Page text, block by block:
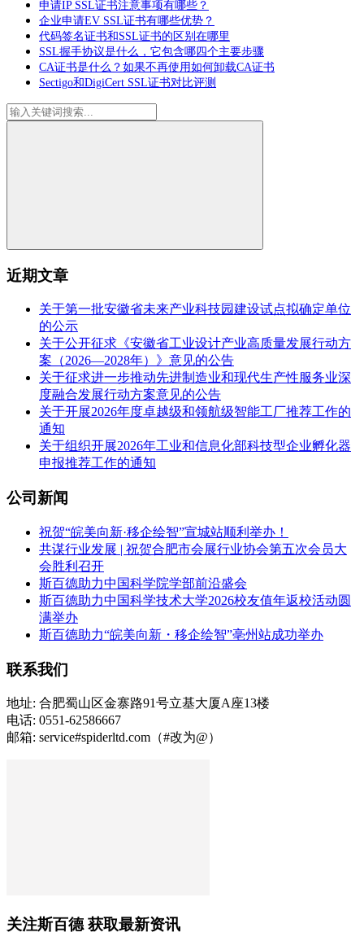
申请IP SSL证书注意事项有哪些？
企业申请EV SSL证书有哪些优势？
代码签名证书和SSL证书的区别在哪里
SSL握手协议是什么，它包含哪四个主要步骤
CA证书是什么？如果不再使用如何卸载CA证书
Sectigo和DigiCert SSL证书对比评测
近期文章
关于第一批安徽省未来产业科技园建设试点拟确定单位
的公示
关于公开征求《安徽省工业设计产业高质量发展行动方
案（2026—2028年）》意见的公告
关于征求进一步推动先进制造业和现代生产性服务业深
度融合发展行动方案意见的公告
关于开展2026年度卓越级和领航级智能工厂推荐工作的
通知
关于组织开展2026年工业和信息化部科技型企业孵化器
申报推荐工作的通知
公司新闻
祝贺“皖美向新·移企绘智”宣城站顺利举办！
共谋行业发展 | 祝贺合肥市会展行业协会第五次会员大
会胜利召开
斯百德助力中国科学院学部前沿盛会
斯百德助力中国科学技术大学2026校友值年返校活动圆
满举办
斯百德助力“皖美向新・移企绘智”亳州站成功举办
联系我们
地址: 合肥蜀山区金寨路91号立基大厦A座13楼
电话: 0551-62586667
邮箱: service#spiderltd.com（#改为@）
关注斯百德 获取最新资讯